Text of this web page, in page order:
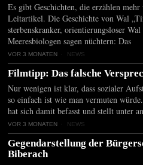
Es gibt Geschichten, die erzählen mehr
Leitartikel. Die Geschichte von Wal
sterbenskranker, orientierungsloser Wal
Meeresbiologen sagen nüchtern: Das
VOR 3 MONATEN NEWS
Filmtipp: Das falsche
Nur wenigen ist klar, dass sozialer
so einfach ist wie man vermuten
hat sich damit befasst und stellt unter
VOR 3 MONATEN NEWS
Gegendarstellung der
Biberach